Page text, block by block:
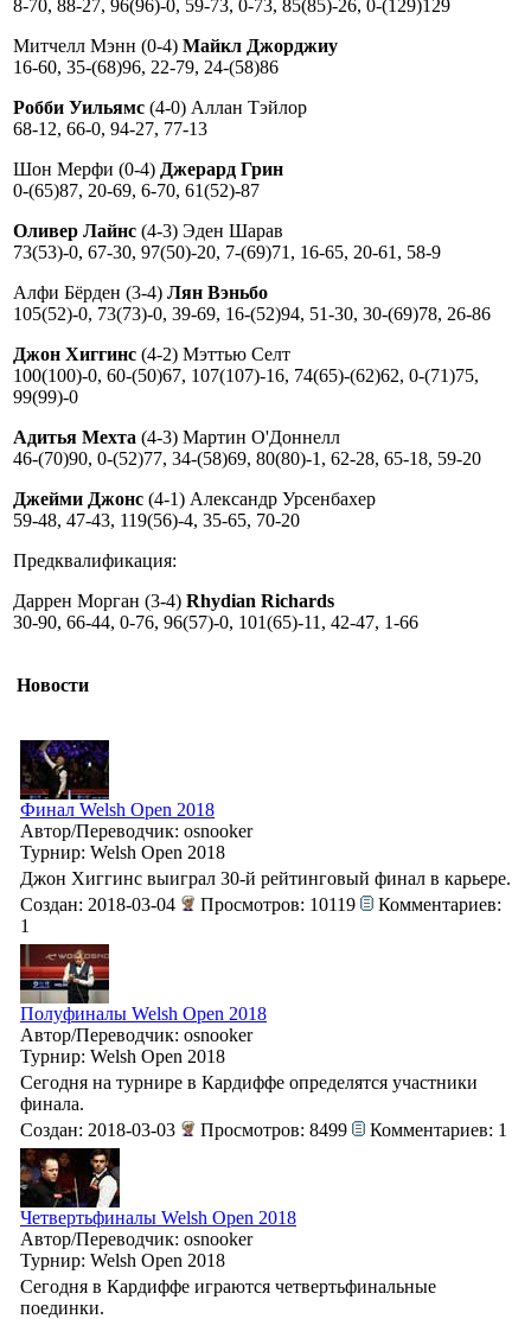
8-70, 88-27, 96(96)-0, 59-73, 0-73, 85(85)-26, 0-(129)129
Митчелл Мэнн (0-4) Майкл Джорджиу
16-60, 35-(68)96, 22-79, 24-(58)86
Робби Уильямс (4-0) Аллан Тэйлор
68-12, 66-0, 94-27, 77-13
Шон Мерфи (0-4) Джерард Грин
0-(65)87, 20-69, 6-70, 61(52)-87
Оливер Лайнс (4-3) Эден Шарав
73(53)-0, 67-30, 97(50)-20, 7-(69)71, 16-65, 20-61, 58-9
Алфи Бёрден (3-4) Лян Вэньбо
105(52)-0, 73(73)-0, 39-69, 16-(52)94, 51-30, 30-(69)78, 26-86
Джон Хиггинс (4-2) Мэттью Селт
100(100)-0, 60-(50)67, 107(107)-16, 74(65)-(62)62, 0-(71)75,
99(99)-0
Адитья Мехта (4-3) Мартин О'Доннелл
46-(70)90, 0-(52)77, 34-(58)69, 80(80)-1, 62-28, 65-18, 59-20
Джейми Джонс (4-1) Александр Урсенбахер
59-48, 47-43, 119(56)-4, 35-65, 70-20
Предквалификация:
Даррен Морган (3-4) Rhydian Richards
30-90, 66-44, 0-76, 96(57)-0, 101(65)-11, 42-47, 1-66
Новости
Финал Welsh Open 2018
Автор/Переводчик: osnooker
Турнир: Welsh Open 2018
Джон Хиггинс выиграл 30-й рейтинговый финал в карьере.
Создан: 2018-03-04
Просмотров: 10119
Комментариев:
1
Полуфиналы Welsh Open 2018
Автор/Переводчик: osnooker
Турнир: Welsh Open 2018
Сегодня на турнире в Кардиффе определятся участники
финала.
Создан: 2018-03-03
Просмотров: 8499 Комментариев: 1
Четвертьфиналы Welsh Open 2018
Автор/Переводчик: osnooker
Турнир: Welsh Open 2018
Сегодня в Кардиффе играются четвертьфинальные
поединки.